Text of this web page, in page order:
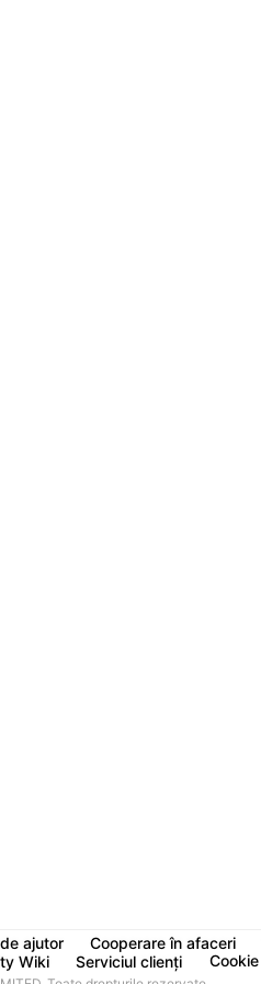
ajutor Cooperare în afaceri
Wiki Serviciul clienți